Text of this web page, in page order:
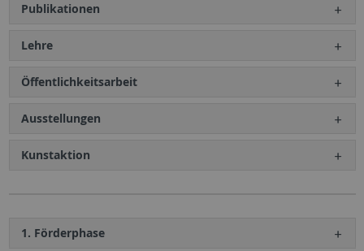
Publikationen
Lehre
Öffentlichkeitsarbeit
Ausstellungen
Kunstaktion
1. Förderphase